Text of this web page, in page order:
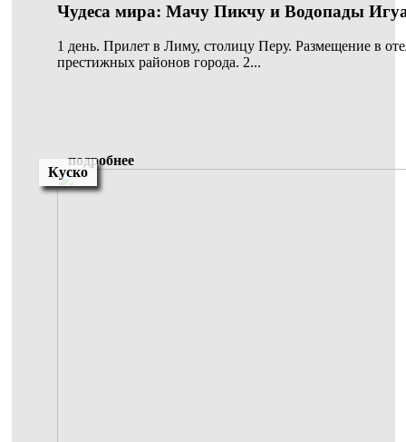
Чудеса мира: Мачу Пикчу и Водопады
1 день. Прилет в Лиму, столицу Перу. Размещение в
престижных районов города. 2...
подробнее
Куско